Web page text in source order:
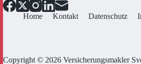
Home Kontakt Datenschutz
Copyright © 2026 Versicherungsmakler